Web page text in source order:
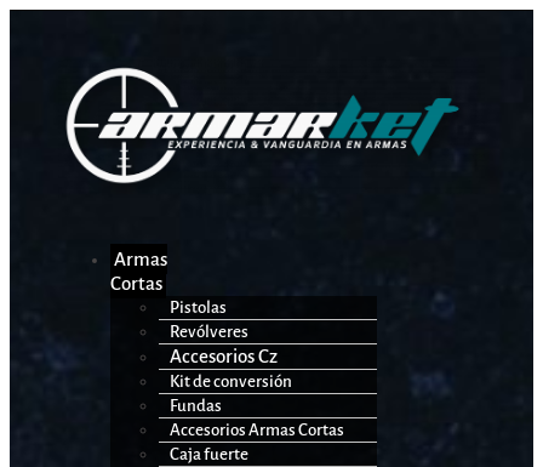
Armas
Cortas
Pistolas
Revólveres
Accesorios Cz
Kit de conversión
Fundas
Accesorios Armas Cortas
Caja fuerte